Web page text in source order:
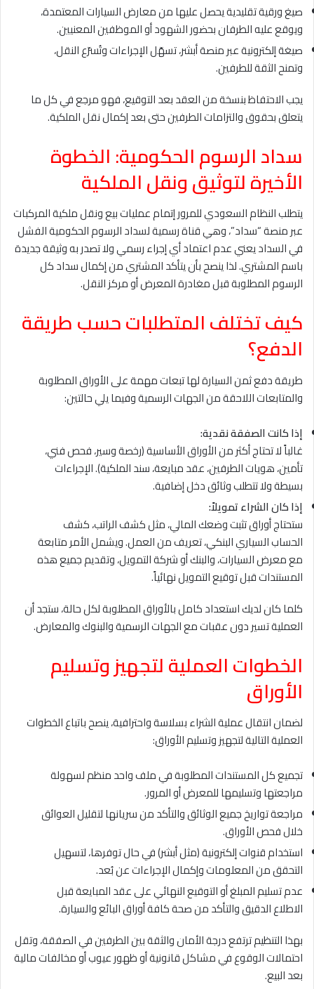
صيغ ورقية تقليدية يحصل عليها من معارض السيارات المعتمدة،
ويوقع عليه الطرفان بحضور الشهود أو الموظفين المعنيين.
صيغة إلكترونية عبر منصة أبشر، تسهّل الإجراءات وتُسرّع النقل،
وتمنح الثقة للطرفين.
يجب الاحتفاظ بنسخة من العقد بعد التوقيع، فهو مرجع في كل ما
يتعلق بحقوق والتزامات الطرفين حتى بعد إكمال نقل الملكية.
سداد الرسوم الحكومية: الخطوة
الأخيرة لتوثيق ونقل الملكية
يتطلب النظام السعودي للمرور إتمام عمليات بيع ونقل ملكية المركبات
عبر منصة “سداد”، وهي قناة رسمية لسداد الرسوم الحكومية الفشل
في السداد يعني عدم اعتماد أي إجراء رسمي ولا تصدر به وثيقة جديدة
باسم المشتري. لذا ينصح بأن يتأكد المشتري من إكمال سداد كل
الرسوم المطلوبة قبل مغادرة المعرض أو مركز النقل.
كيف تختلف المتطلبات حسب طريقة
الدفع؟
طريقة دفع ثمن السيارة لها تبعات مهمة على الأوراق المطلوبة
والمتابعات اللاحقة من الجهات الرسمية وفيما يلي حالتين:
إذا كانت الصفقة نقدية:
غالباً لا تحتاج أكثر من الأوراق الأساسية (رخصة وسير، فحص فني،
تأمين، هويات الطرفين، عقد مبايعة، سند الملكية). الإجراءات
بسيطة ولا تتطلب وثائق دخل إضافية.
إذا كان الشراء تمويلاً:
ستحتاج أوراق تثبت وضعك المالي، مثل كشف الراتب، كشف
الحساب السياري البنكي، تعريف من العمل. ويشمل الأمر متابعة
مع معرض السيارات، والبنك أو شركة التمويل، وتقديم جميع هذه
المستندات قبل توقيع التمويل نهائياً.
كلما كان لديك استعداد كامل بالأوراق المطلوبة لكل حالة، ستجد أن
العملية تسير دون عقبات مع الجهات الرسمية والبنوك والمعارض.
الخطوات العملية لتجهيز وتسليم
الأوراق
لضمان انتقال عملية الشراء بسلاسة واحترافية، ينصح باتباع الخطوات
العملية التالية لتجهيز وتسليم الأوراق:
تجميع كل المستندات المطلوبة في ملف واحد منظم لسهولة
مراجعتها وتسليمها للمعرض أو المرور.
مراجعة تواريخ جميع الوثائق والتأكد من سريانها لتقليل العوائق
خلال فحص الأوراق.
استخدام قنوات إلكترونية (مثل أبشر) في حال توفرها، لتسهيل
التحقق من المعلومات وإكمال الإجراءات عن بُعد.
عدم تسليم المبلغ أو التوقيع النهائي على عقد المبايعة قبل
الاطلاع الدقيق والتأكد من صحة كافة أوراق البائع والسيارة.
بهذا التنظيم ترتفع درجة الأمان والثقة بين الطرفين في الصفقة، وتقل
احتمالات الوقوع في مشاكل قانونية أو ظهور عيوب أو مخالفات مالية
بعد البيع.